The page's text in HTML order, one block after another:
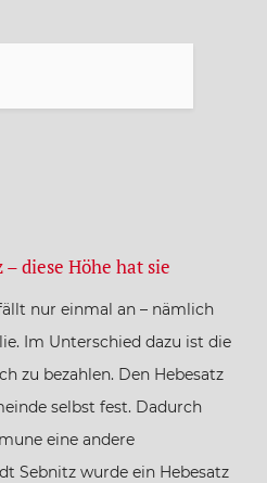
diese Höhe hat sie
nur einmal an – nämlich
Im Unterschied dazu ist die
zu bezahlen. Den Hebesatz
selbst fest. Dadurch
eine andere
Sebnitz wurde ein Hebesatz